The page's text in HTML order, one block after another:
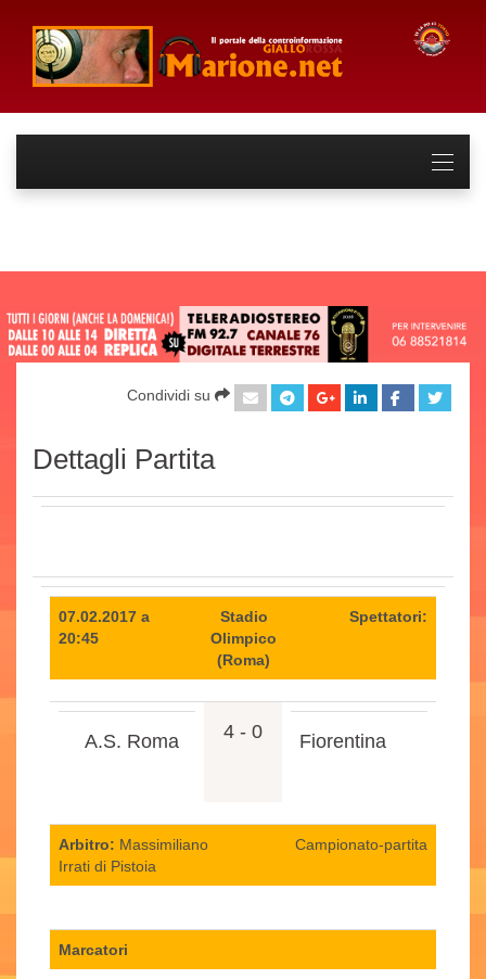
Condividi su
Dettagli Partita
07.02.2017 a
20:45
Stadio
Olimpico
(Roma)
Spettatori:
A.S. Roma 4 - 0 Fiorentina
Arbitro: Massimiliano
Irrati di Pistoia
Campionato-partita
Marcatori